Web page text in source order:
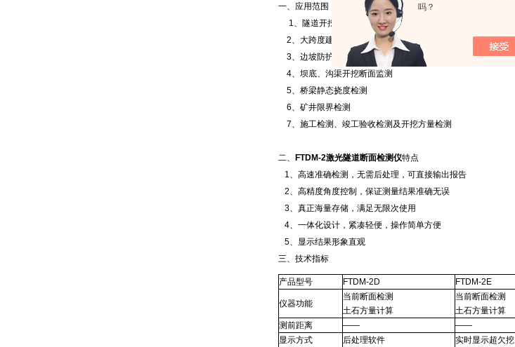
吗？
一、应用范围
1、隧道开挖断面的快速检测
2、大跨度建筑内部轮廓检测
3、边坡防护挡土墙验收检测
4、坝底、沟渠开挖断面监测
5、桥梁静态挠度检测
6、矿井限界检测
7、施工检测、竣工验收检测及开挖方量检测
二、 FTDM-2激光隧道断面检测仪特点
1、高速准确检测，无需后处理，可直接输出报告
2、高精度角度控制，保证测量结果准确无误
3、真正海量存储，满足无限次使用
4、一体化设计，紧凑轻便，操作简单方便
5、显示结果形象直观
三、技术指标
产品型号 FTDM-2D FTDM-2E
仪器功能
当前断面检测
土石方量计算
当前断面检测
土石方量计算
测前距离
—— ——
显示方式
后处理软件 实时显示超欠挖